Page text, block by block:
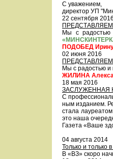
С уважением,
директор УП
22 сентября 2016
Мы с радостью
ПОДОБЕД
02 июня 2016
Мы с радостью и
ЖИЛИНА
18 мая 2016
ЗАСЛУЖЕННАЯ
С
ным из­да­ни­ем.
ста­ла
это на­ша
Газета «Ваше
04 августа 2014
Только и только
В «ВЗ» скоро